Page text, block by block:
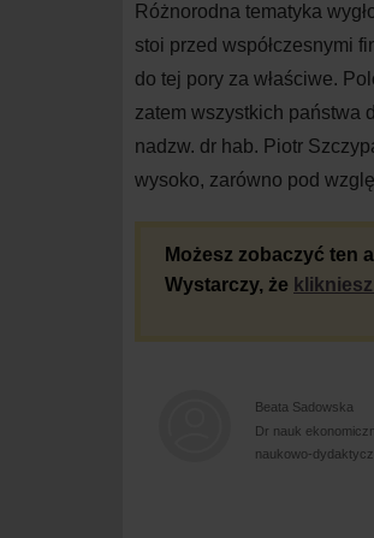
Różnorodna tematyka
stoi przed współczesnymi
do tej pory za właściwe.
zatem wszystkich państwa
nadzw. dr hab. Piotr
wysoko, zarówno pod
Możesz zobaczyć ten
Wystarczy, że
Beata Sadowska
Dr nauk
naukowo-